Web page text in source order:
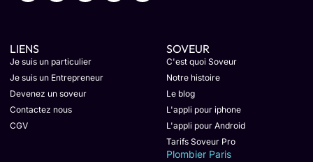
LIENS
Je suis un particulier
Je suis un Entrepreneur
Devenez un soveur
Contactez nous
CGV
SOVEUR
C'est quoi Soveur
Notre histoire
Le blog
L'appli pour iphone
L'appli pour Android
Tarifs Soveur Pro
Plombier Paris